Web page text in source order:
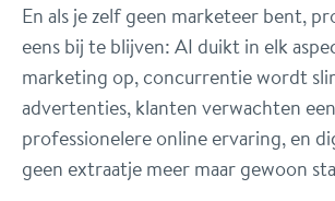
En als je zelf geen marketeer bent,
eens bij te blijven: AI duikt in elk
marketing op, concurrentie wordt
advertenties, klanten verwachten een
professionelere online ervaring, en
geen extraatje meer maar gewoon